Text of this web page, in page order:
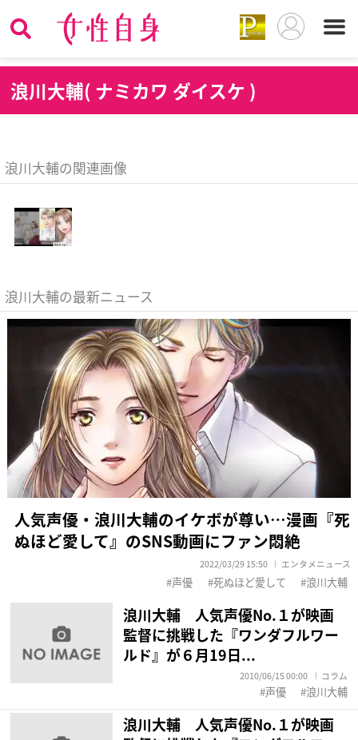
浪川大輔( ナミカワ ダイスケ )
浪川大輔の関連画像
浪川大輔の最新ニュース
人気声優・浪川大輔のイケボが尊い…漫画『死
ぬほど愛して』のSNS動画にファン悶絶
2022/03/29 15:50 エンタメニュース
声優 死ぬほど愛して 浪川大輔
浪川大輔 人気声優No.１が映画
監督に挑戦した『ワンダフルワー
ルド』が６月19日...
2010/06/15 00:00 コラム
声優 浪川大輔
浪川大輔 人気声優No.１が映画